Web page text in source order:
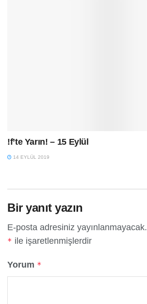
!f’te Yarın! – 15 Eylül
14 EYLÜL 2019
Bir yanıt yazın
E-posta adresiniz yayınlanmayacak.
* ile işaretlenmişlerdir
Yorum *